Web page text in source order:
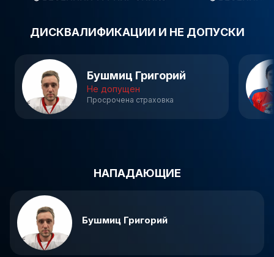
ДИСКВАЛИФИКАЦИИ И НЕ ДОПУСКИ
Бушмиц Григорий
Не допущен
Просрочена страховка
НАПАДАЮЩИЕ
Бушмиц Григорий